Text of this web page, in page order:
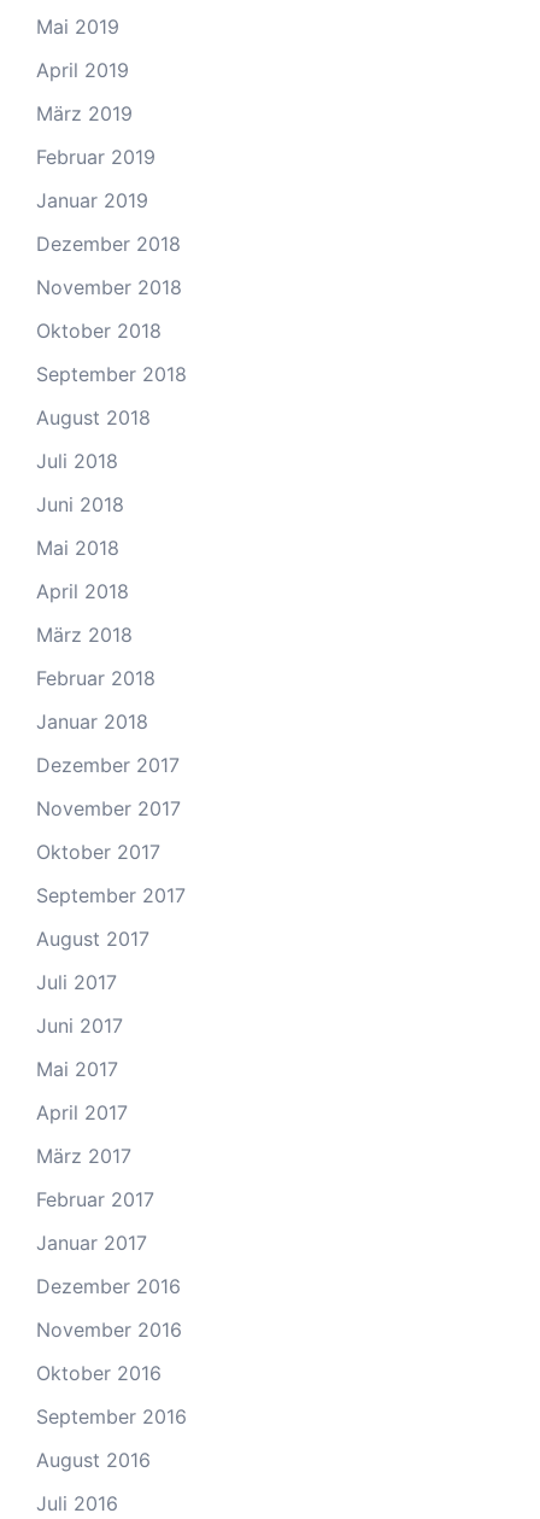
Mai 2019
April 2019
März 2019
Februar 2019
Januar 2019
Dezember 2018
November 2018
Oktober 2018
September 2018
August 2018
Juli 2018
Juni 2018
Mai 2018
April 2018
März 2018
Februar 2018
Januar 2018
Dezember 2017
November 2017
Oktober 2017
September 2017
August 2017
Juli 2017
Juni 2017
Mai 2017
April 2017
März 2017
Februar 2017
Januar 2017
Dezember 2016
November 2016
Oktober 2016
September 2016
August 2016
Juli 2016